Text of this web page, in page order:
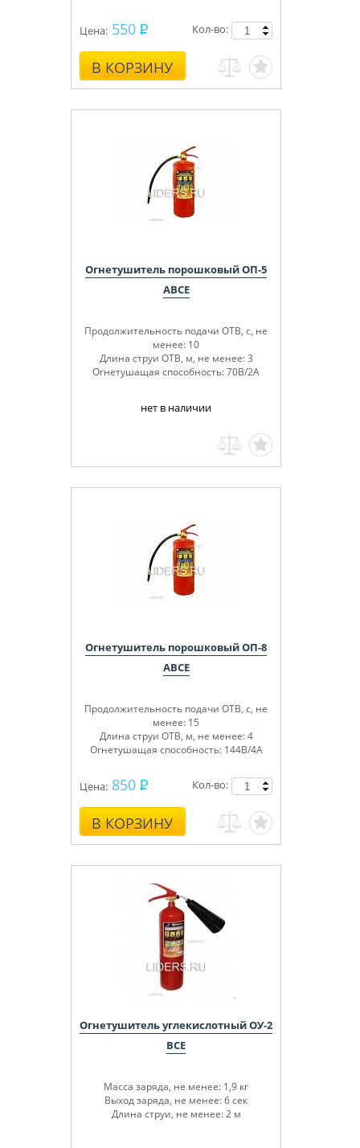
Цена: 550
В КОРЗИНУ
Кол-во:
Огнетушитель порошковый ОП-5
ABCE
Продолжительность подачи ОТВ, с, не
менее: 10
Длина струи ОТВ, м, не менее: 3
Огнетушащая способность: 70В/2А
нет в наличии
Огнетушитель порошковый ОП-8
ABCE
Продолжительность подачи ОТВ, с, не
менее: 15
Длина струи ОТВ, м, не менее: 4
Огнетушащая способность: 144В/4А
Цена: 850
В КОРЗИНУ
Кол-во:
Огнетушитель углекислотный ОУ-2
BCE
Масса заряда, не менее: 1,9 кг
Выход заряда, не менее: 6 сек
Длина струи, не менее: 2 м